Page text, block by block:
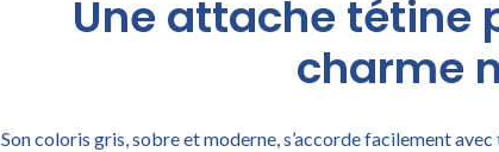
Une attache tétine
charme
Son coloris gris, sobre et moderne, s’accorde facilement